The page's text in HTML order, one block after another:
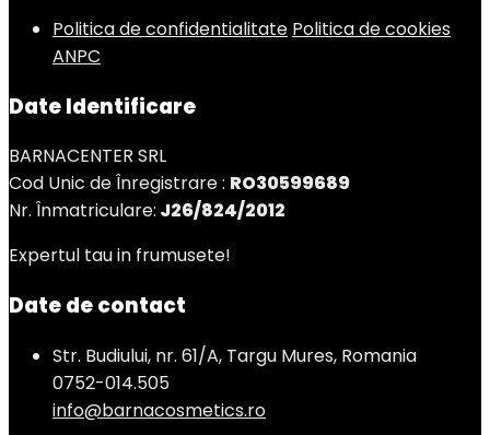
Politica de confidentialitate Politica de cookies
ANPC
Date Identificare
BARNACENTER SRL
Cod Unic de Înregistrare : RO30599689
Nr. Înmatriculare: J26/824/2012
Expertul tau in frumusete!
Date de contact
Str. Budiului, nr. 61/A, Targu Mures, Romania
0752-014.505
info@barnacosmetics.ro